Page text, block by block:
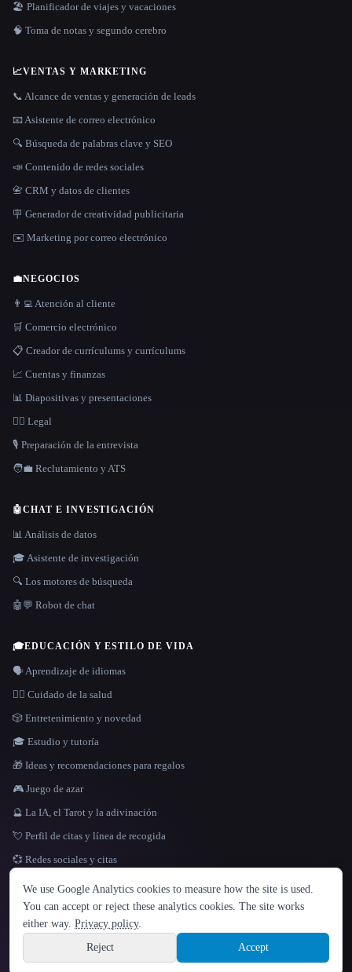
IDIOMA
English español Français Русский 简体中文
Hindi
Sign up
🏖 Planificador de viajes y vacaciones
🧠 Toma de notas y segundo cerebro
📈VENTAS Y MARKETING
📞 Alcance de ventas y generación de leads
📧 Asistente de correo electrónico
🔍 Búsqueda de palabras clave y SEO
📣 Contenido de redes sociales
📇 CRM y datos de clientes
🪧 Generador de creatividad publicitaria
✉️ Marketing por correo electrónico
💼NEGOCIOS
👨‍💻 Atención al cliente
🛒 Comercio electrónico
📋 Creador de currículums y currículums
📈 Cuentas y finanzas
📊 Diapositivas y presentaciones
👩‍⚖️ Legal
🎙️ Preparación de la entrevista
🧑‍💼 Reclutamiento y ATS
🤖CHAT E INVESTIGACIÓN
📊 Análisis de datos
🎓 Asistente de investigación
🔍 Los motores de búsqueda
🤖💬 Robot de chat
🎓EDUCACIÓN Y ESTILO DE VIDA
🗣️ Aprendizaje de idiomas
👩‍⚕️ Cuidado de la salud
🎲 Entretenimiento y novedad
🎓 Estudio y tutoría
🎁 Ideas y recomendaciones para regalos
🎮 Juego de azar
🔮 La IA, el Tarot y la adivinación
💘 Perfil de citas y línea de recogida
💞 Redes sociales y citas
Site information
© 2026 That AI Collection. Todos los derechos reservados.
política de privacidad·
build de3d624c
We use Google Analytics cookies to measure how the site is used.
You can accept or reject these analytics cookies. The site works
either way. Privacy policy.
Reject
Accept